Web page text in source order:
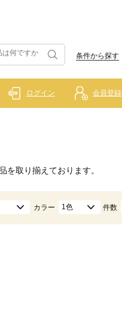
条件から探す
ログイン 会員登録
を取り揃えております。
カラー 1色 件数